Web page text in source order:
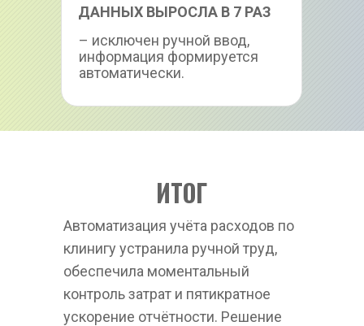
– исключен ручной ввод,
информация формируется
автоматически.
ДАННЫХ ВЫРОСЛА В 7 РАЗ
ИТОГ
Автоматизация учёта расходов по
клинигу устранила ручной труд,
обеспечила моментальный
контроль затрат и пятикратное
ускорение отчётности. Решение